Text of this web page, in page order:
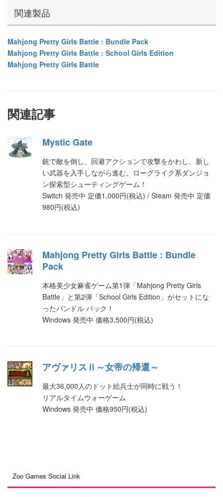
関連製品
Mahjong Pretty Girls Battle : Bundle Pack
Mahjong Pretty Girls Battle : School Girls Edition
Mahjong Pretty Girls Battle
関連記事
Mystic Gate
銃で敵を倒し、回避アクションで攻撃をかわし、新し
い武器を入手しながら進む。ローグライク系ダンジョ
ン探索型シューティングゲーム！
Switch 発売中 定価1,000円(税込) / Steam 発売中 定価
980円(税込)
Mahjong Pretty Girls Battle : Bundle
Pack
本格美少女麻雀ゲーム第1弾「Mahjong Pretty Girls
Battle」と第2弾「School Girls Edition」がセットにな
ったバンドル パック！
Windows 発売中 価格3,500円(税込)
アヴァリスⅡ～女帝の帰還～
最大36,000人のドット絵兵士が同時に戦う！
リアルタイムウォーゲーム
Windows 発売中 価格950円(税込)
Zoo Games Social Link